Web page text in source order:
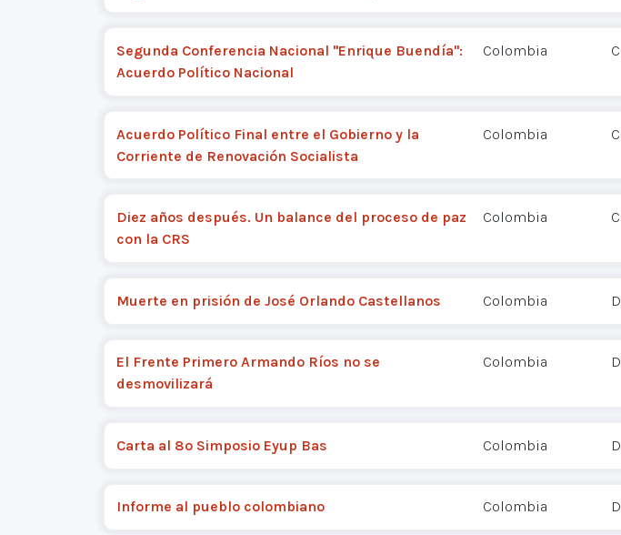
Segunda Conferencia Nacional "Enrique Buendía":
Acuerdo Político Nacional
Colombia
Acuerdo Político Final entre el Gobierno y la
Corriente de Renovación Socialista
Colombia
Diez años después. Un balance del proceso de paz
con la CRS
Colombia
Muerte en prisión de José Orlando Castellanos Colombia
El Frente Primero Armando Ríos no se
desmovilizará
Colombia
Carta al 8º Simposio Eyup Bas Colombia
Informe al pueblo colombiano Colombia